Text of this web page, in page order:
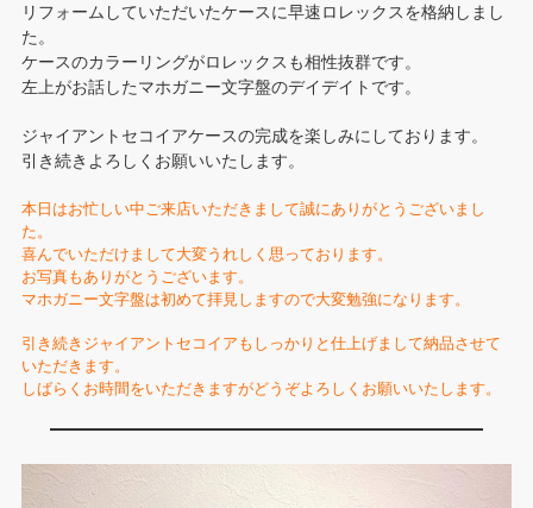
リフォームしていただいたケースに早速ロレックスを格納しまし
た。
ケースのカラーリングがロレックスも相性抜群です。
左上がお話したマホガニー文字盤のデイデイトです。
ジャイアントセコイアケースの完成を楽しみにしております。
引き続きよろしくお願いいたします。
本日はお忙しい中ご来店いただきまして誠にありがとうございまし
た。
喜んでいただけまして大変うれしく思っております。
お写真もありがとうございます。
マホガニー文字盤は初めて拝見しますので大変勉強になります。
引き続きジャイアントセコイアもしっかりと仕上げまして納品させて
いただきます。
しばらくお時間をいただきますがどうぞよろしくお願いいたします。